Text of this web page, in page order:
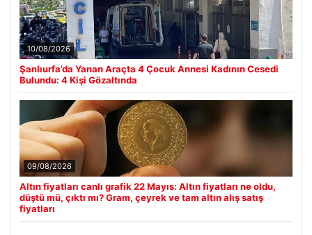
10/08/2026
Şanlıurfa’da Yanan Araçta 4 Çocuk Annesi Kadının Cesedi
Bulundu: 4 Kişi Gözaltında
09/08/2026
Altın fiyatları canlı grafik 22 Mayıs: Altın fiyatları ne oldu,
düştü mü, çıktı mı? Gram, çeyrek ve tam altın alış satış
fiyatları